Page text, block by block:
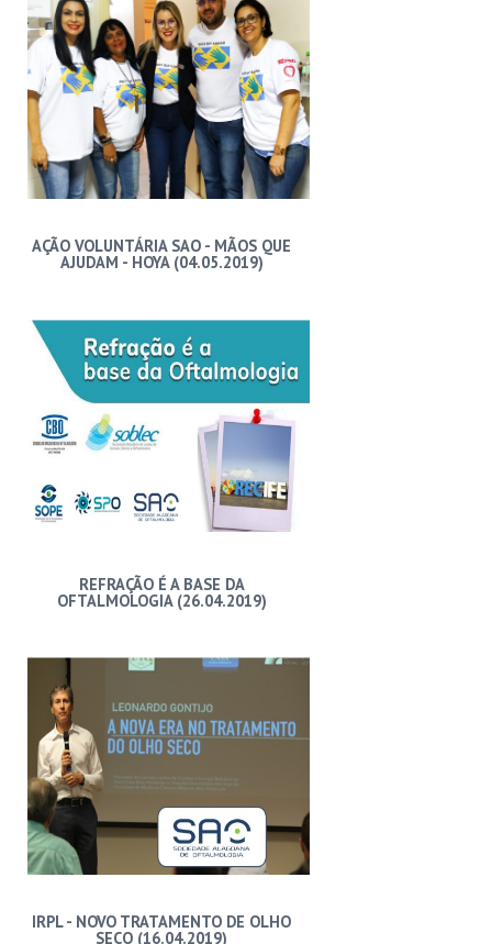
AÇÃO VOLUNTÁRIA SAO - MÃOS QUE
AJUDAM - HOYA (04.05.2019)
REFRAÇÃO É A BASE DA
OFTALMOLOGIA (26.04.2019)
IRPL - NOVO TRATAMENTO DE OLHO
SECO (16.04.2019)